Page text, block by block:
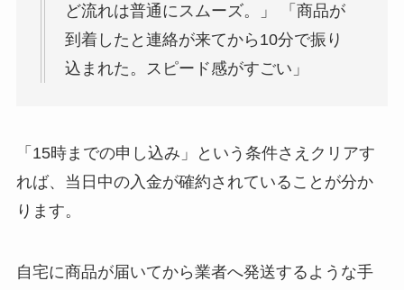
ど流れは普通にスムーズ。」 「商品が
到着したと連絡が来てから10分で振り
込まれた。スピード感がすごい」
「15時までの申し込み」という条件さえクリアす
れば、当日中の入金が確約されていることが分か
ります。
自宅に商品が届いてから業者へ発送するような手